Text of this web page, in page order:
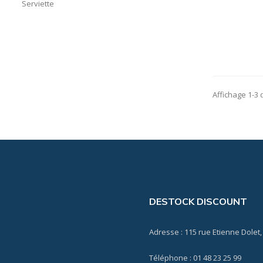
Serviette
Affichage 1-3
DESTOCK DISCOUNT
Adresse : 115 rue Etienne
Téléphone : 01 48 23 25 99